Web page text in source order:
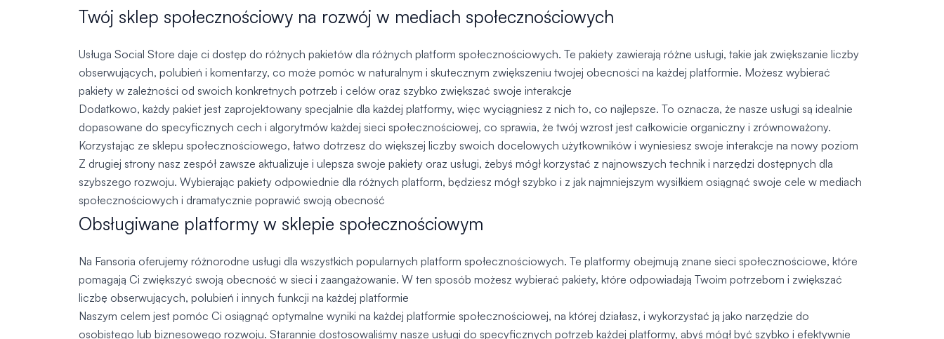
Twój sklep społecznościowy na rozwój w mediach społecznościowych
Usługa Social Store daje ci dostęp do różnych pakietów dla różnych platform społecznościowych. Te pakiety zawierają różne usługi, takie jak zwiększanie liczby
obserwujących, polubień i komentarzy, co może pomóc w naturalnym i skutecznym zwiększeniu twojej obecności na każdej platformie. Możesz wybierać
pakiety w zależności od swoich konkretnych potrzeb i celów oraz szybko zwiększać swoje interakcje
Dodatkowo, każdy pakiet jest zaprojektowany specjalnie dla każdej platformy, więc wyciągniesz z nich to, co najlepsze. To oznacza, że nasze usługi są idealnie
dopasowane do specyficznych cech i algorytmów każdej sieci społecznościowej, co sprawia, że twój wzrost jest całkowicie organiczny i zrównoważony.
Korzystając ze sklepu społecznościowego, łatwo dotrzesz do większej liczby swoich docelowych użytkowników i wyniesiesz swoje interakcje na nowy poziom
Z drugiej strony nasz zespół zawsze aktualizuje i ulepsza swoje pakiety oraz usługi, żebyś mógł korzystać z najnowszych technik i narzędzi dostępnych dla
szybszego rozwoju. Wybierając pakiety odpowiednie dla różnych platform, będziesz mógł szybko i z jak najmniejszym wysiłkiem osiągnąć swoje cele w mediach
społecznościowych i dramatycznie poprawić swoją obecność
Obsługiwane platformy w sklepie społecznościowym
Na Fansoria oferujemy różnorodne usługi dla wszystkich popularnych platform społecznościowych. Te platformy obejmują znane sieci społecznościowe, które
pomagają Ci zwiększyć swoją obecność w sieci i zaangażowanie. W ten sposób możesz wybierać pakiety, które odpowiadają Twoim potrzebom i zwiększać
liczbę obserwujących, polubień i innych funkcji na każdej platformie
Naszym celem jest pomóc Ci osiągnąć optymalne wyniki na każdej platformie społecznościowej, na której działasz, i wykorzystać ją jako narzędzie do
osobistego lub biznesowego rozwoju. Starannie dostosowaliśmy nasze usługi do specyficznych potrzeb każdej platformy, abyś mógł być szybko i efektywnie